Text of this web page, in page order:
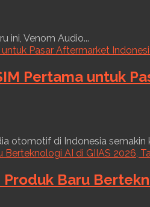
ini, Venom Audio...
Pertama untuk
otomotif di Indonesia semakin
Baru